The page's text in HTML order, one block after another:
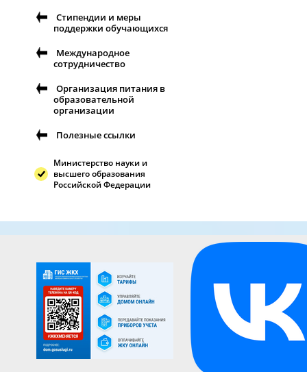
Стипендии и меры
поддержки обучающихся
Международное
сотрудничество
Организация питания в
образовательной
организации
Полезные ссылки
Министерство науки и
высшего образования
Российской Федерации